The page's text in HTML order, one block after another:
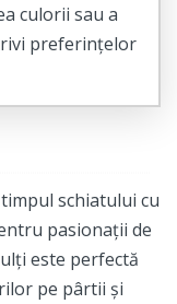
culorii sau a
preferințelor
schiatului cu
pasionații de
este perfectă
pe pârtii și